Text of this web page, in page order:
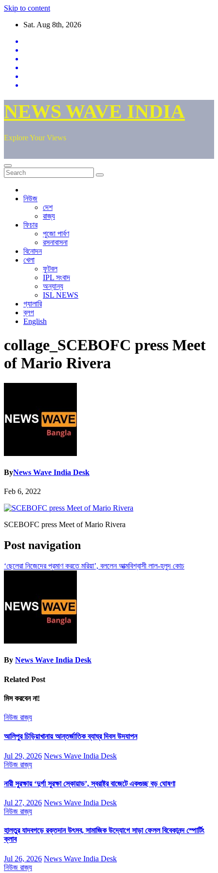
Skip to content
Sat. Aug 8th, 2026
NEWS WAVE INDIA
Explore Your Views
নিউজ
দেশ
রাজ্য
ফিচার
পুজো পার্বণ
রসনাবাসনা
বিনোদন
খেলা
ফুটবল
IPL সংবাদ
অন্যান্য
ISL NEWS
গ্যালারি
ব্লগ
English
collage_SCEBOFC press Meet
of Mario Rivera
ByNews Wave India Desk
Feb 6, 2022
SCEBOFC press Meet of Mario Rivera
Post navigation
‘ছেলেরা নিজেদের প্রমাণ করতে মরিয়া’, বললেন আত্মবিশ্বাসী লাল-হলুদ কোচ
By News Wave India Desk
Related Post
মিস করবেন না!
নিউজ রাজ্য
আলিপুর চিড়িয়াখানায় আন্তর্জাতিক ব্যাঘ্র দিবস উদযাপন
Jul 29, 2026 News Wave India Desk
নিউজ রাজ্য
নারী সুরক্ষায় ‘দুর্গা সুরক্ষা স্কোয়াড’, স্বরাষ্ট্র বাজেটে একগুচ্ছ বড় ঘোষণা
Jul 27, 2026 News Wave India Desk
নিউজ রাজ্য
হালতুর যাদবগড়ে রক্তদান উৎসব, সামাজিক উদ্যোগে সাড়া ফেলল বিবেকানন্দ স্পোর্টিং
ক্লাব
Jul 26, 2026 News Wave India Desk
নিউজ রাজ্য